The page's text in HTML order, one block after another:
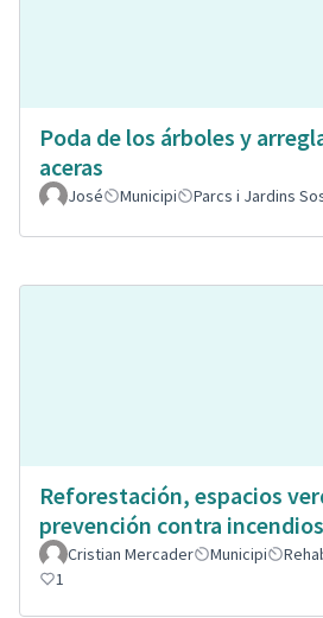
Poda de los árboles y
aceras
José Municipi Parcs i Jardins
Reforestación, espacios
prevención contra
Cristian Mercader Municipi
1